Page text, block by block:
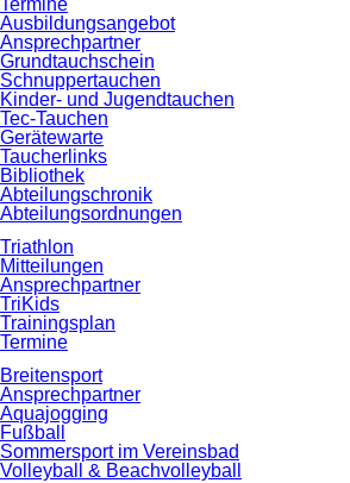
Termine
Ausbildungsangebot
Ansprechpartner
Grundtauchschein
Schnuppertauchen
Kinder- und Jugendtauchen
Tec-Tauchen
Gerätewarte
Taucherlinks
Bibliothek
Abteilungschronik
Abteilungsordnungen
Triathlon
Mitteilungen
Ansprechpartner
TriKids
Trainingsplan
Termine
Breitensport
Ansprechpartner
Aquajogging
Fußball
Sommersport im Vereinsbad
Volleyball & Beachvolleyball